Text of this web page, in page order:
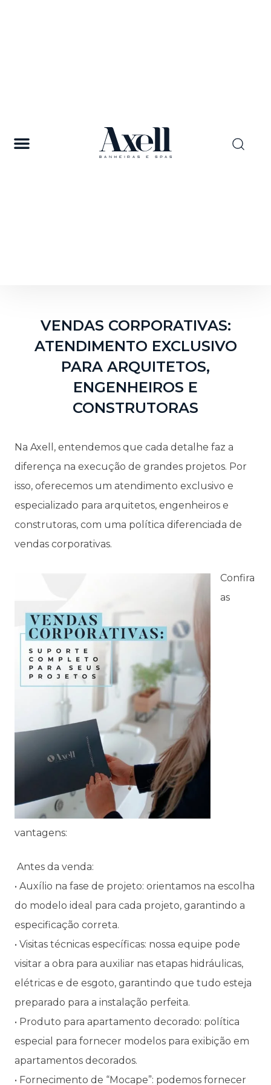
VENDAS CORPORATIVAS:
ATENDIMENTO EXCLUSIVO
PARA ARQUITETOS,
ENGENHEIROS E
CONSTRUTORAS
Na Axell, entendemos que cada detalhe faz a
diferença na execução de grandes projetos. Por
isso, oferecemos um atendimento exclusivo e
especializado para arquitetos, engenheiros e
construtoras, com uma política diferenciada de
vendas corporativas.
Confira
as
vantagens:
Antes da venda:
• Auxílio na fase de projeto: orientamos na escolha
do modelo ideal para cada projeto, garantindo a
especificação correta.
• Visitas técnicas específicas: nossa equipe pode
visitar a obra para auxiliar nas etapas hidráulicas,
elétricas e de esgoto, garantindo que tudo esteja
preparado para a instalação perfeita.
• Produto para apartamento decorado: política
especial para fornecer modelos para exibição em
apartamentos decorados.
• Fornecimento de “Mocape”: podemos fornecer